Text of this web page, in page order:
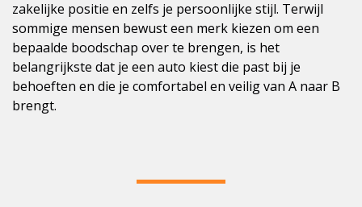
zakelijke positie en zelfs je persoonlijke stijl. Terwijl
sommige mensen bewust een merk kiezen om een
bepaalde boodschap over te brengen, is het
belangrijkste dat je een auto kiest die past bij je
behoeften en die je comfortabel en veilig van A naar B
brengt.